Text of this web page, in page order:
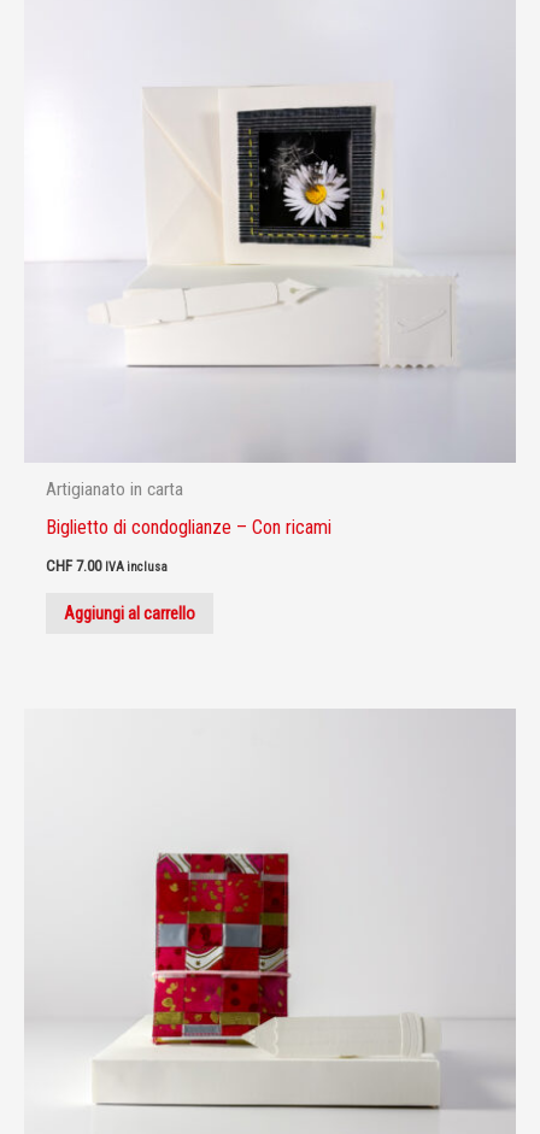
Artigianato in carta
Biglietto di condoglianze – Con ricami
CHF7.00 IVA inclusa
Aggiungi al carrello